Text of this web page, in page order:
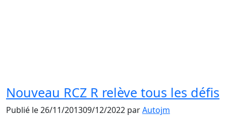
Nouveau RCZ R relève tous les défis
Publié le26/11/201309/12/2022 parAutojm